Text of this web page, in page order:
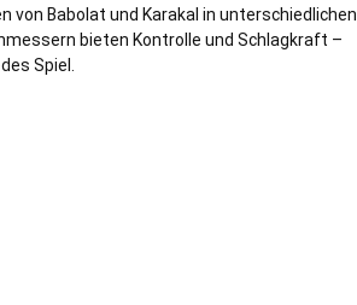
von Babolat und Karakal in unterschiedlichen
bieten Kontrolle und Schlagkraft –
Spiel.